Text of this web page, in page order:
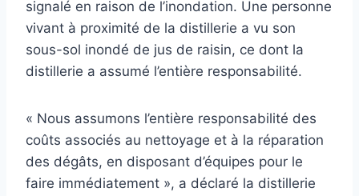
signalé en raison de l’inondation. Une personne
vivant à proximité de la distillerie a vu son
sous-sol inondé de jus de raisin, ce dont la
distillerie a assumé l’entière responsabilité.
« Nous assumons l’entière responsabilité des
coûts associés au nettoyage et à la réparation
des dégâts, en disposant d’équipes pour le
faire immédiatement », a déclaré la distillerie